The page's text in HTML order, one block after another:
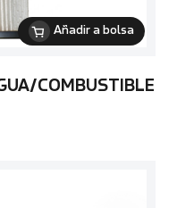
Añadir a bolsa
COMBUSTIBLE